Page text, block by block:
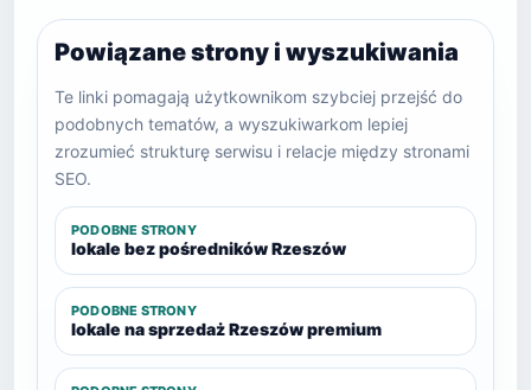
Powiązane strony i wyszukiwania
Te linki pomagają użytkownikom szybciej przejść do
podobnych tematów, a wyszukiwarkom lepiej
zrozumieć strukturę serwisu i relacje między stronami
SEO.
PODOBNE STRONY
lokale bez pośredników Rzeszów
PODOBNE STRONY
lokale na sprzedaż Rzeszów premium